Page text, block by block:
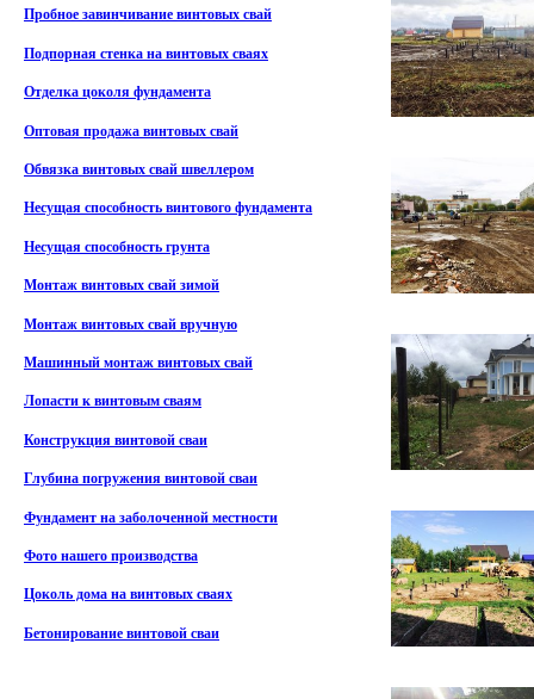
Пробное завинчивание винтовых свай
Подпорная стенка на винтовых сваях
Отделка цоколя фундамента
Оптовая продажа винтовых свай
Обвязка винтовых свай швеллером
Несущая способность винтового фундамента
Несущая способность грунта
Монтаж винтовых свай зимой
Монтаж винтовых свай вручную
Машинный монтаж винтовых свай
Лопасти к винтовым сваям
Конструкция винтовой сваи
Глубина погружения винтовой сваи
Фундамент на заболоченной местности
Фото нашего производства
Цоколь дома на винтовых сваях
Бетонирование винтовой сваи